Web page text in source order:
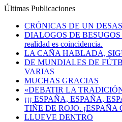
Últimas Publicaciones
CRÓNICAS DE UN
DIALOGOS DE BESUGOS
realidad es coincidencia.
LA CAÑA HABLADA,
DE MUNDIALES DE
VARIAS
MUCHAS GRACIAS
«DEBATIR LA
¡¡¡ ESPAÑA, ESPAÑA,
TIÑE DE ROJO.
LLUEVE DENTRO